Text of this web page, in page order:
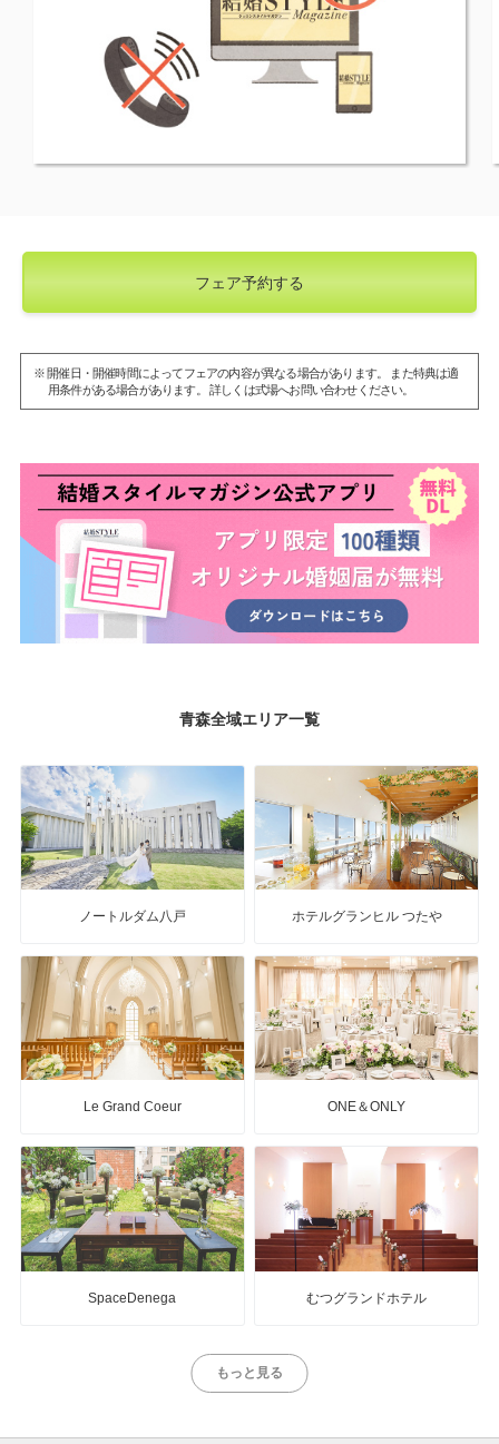
フェア予約する
※ 開催日・開催時間によってフェアの内容が異なる場合があります。 また特典は適
用条件がある場合があります。 詳しくは式場へお問い合わせください。
青森全域エリア一覧
ノートルダム八戸 ホテルグランヒル つたや
Le Grand Coeur ONE＆ONLY
SpaceDenega むつグランドホテル
もっと見る